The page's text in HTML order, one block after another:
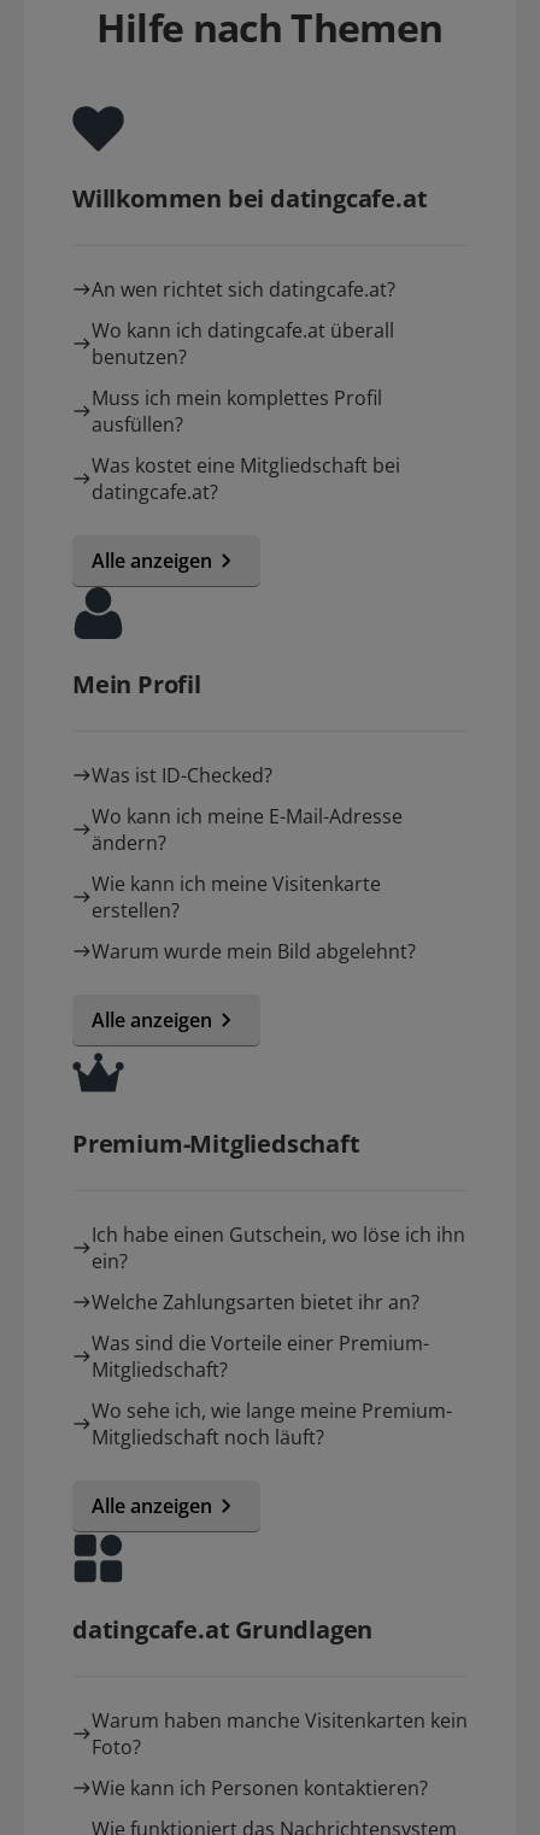
Hilfe nach Themen
Willkommen bei datingcafe.at
An wen richtet sich datingcafe.at?
Wo kann ich datingcafe.at überall
benutzen?
Muss ich mein komplettes Profil
ausfüllen?
Was kostet eine Mitgliedschaft bei
datingcafe.at?
Alle anzeigen
Mein Profil
Was ist ID-Checked?
Wo kann ich meine E-Mail-Adresse
ändern?
Wie kann ich meine Visitenkarte
erstellen?
Warum wurde mein Bild abgelehnt?
Alle anzeigen
Premium-Mitgliedschaft
Ich habe einen Gutschein, wo löse ich ihn
ein?
Welche Zahlungsarten bietet ihr an?
Was sind die Vorteile einer Premium-
Mitgliedschaft?
Wo sehe ich, wie lange meine Premium-
Mitgliedschaft noch läuft?
Alle anzeigen
datingcafe.at Grundlagen
Warum haben manche Visitenkarten kein
Foto?
Wie kann ich Personen kontaktieren?
Wie funktioniert das Nachrichtensystem